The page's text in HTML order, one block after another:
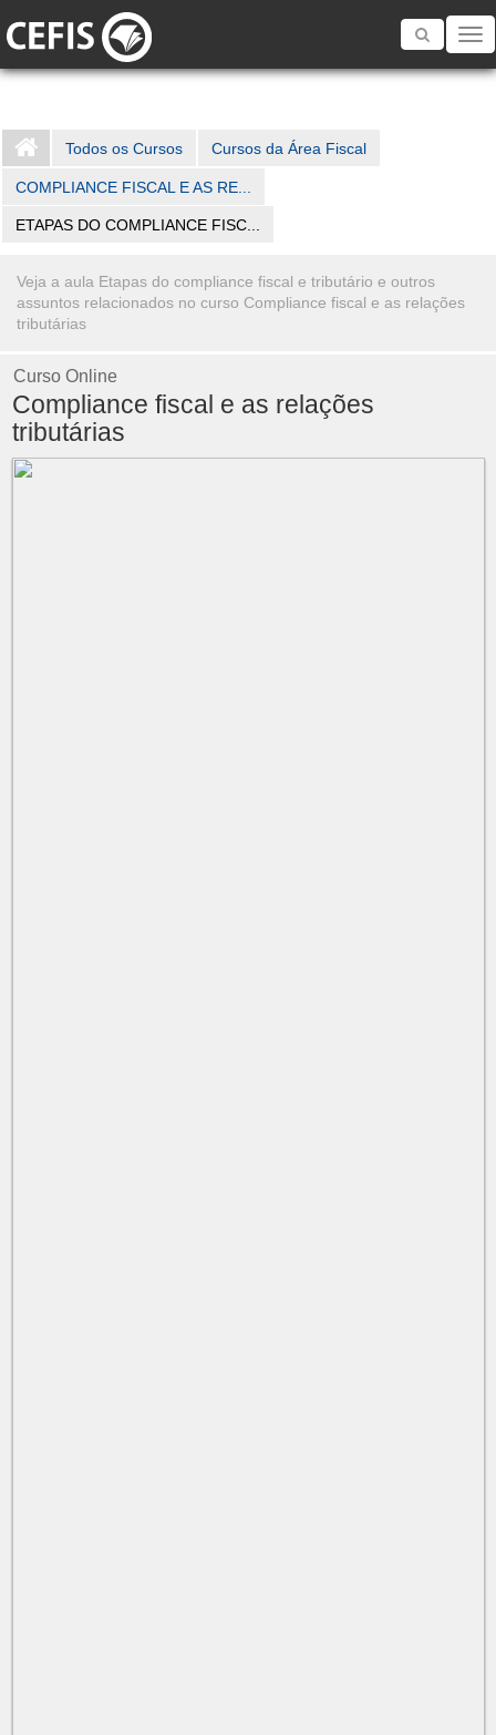
Toggle
Todos os Cursos Cursos da Área Fiscal
COMPLIANCE FISCAL E AS RE...
ETAPAS DO COMPLIANCE FISC...
Veja a aula Etapas do compliance fiscal e tributário e outros
assuntos relacionados no curso Compliance fiscal e as relações
tributárias
Curso Online
Compliance fiscal e as relações
tributárias